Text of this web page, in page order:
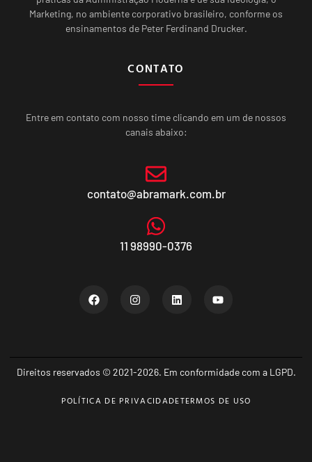
Marketing, no ambiente corporativo brasileiro, conforme os
ensinamentos de Peter Ferdinand Drucker.
CONTATO
Entre em contato com nosso time clicando em um de nossos
canais abaixo:
contato@abramark.com.br
11 98990-0376
Direitos reservados © 2021-2026. Em conformidade com a LGPD.
POLÍTICA DE PRIVACIDADETERMOS DE USO